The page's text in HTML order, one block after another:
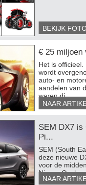
BEKIJK
€ 25 miljoen
Het is
wordt
auto- en
aandelen van
waren di...
NAAR
SEM DX7 is
Pi...
​SEM (South
deze nieuwe
voor de
Nissan
(w...
NAAR